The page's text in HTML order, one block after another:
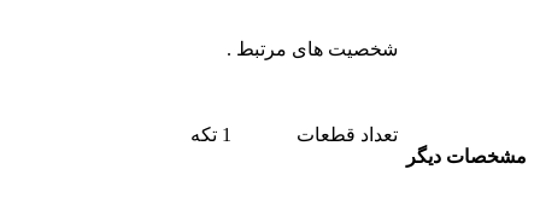
مشخصات دیگر
شخصیت های مرتبط .
تعداد قطعات 1 تکه